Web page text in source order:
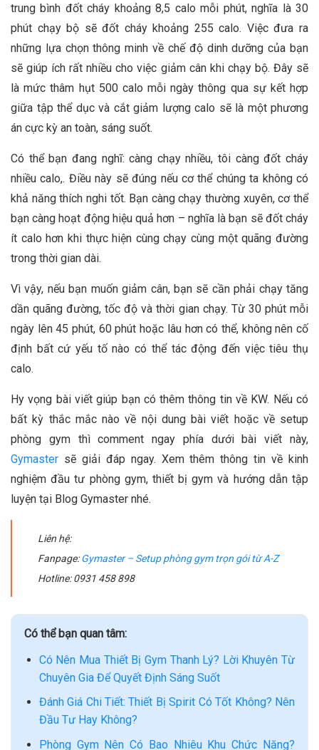
trung bình đốt cháy khoảng 8,5 calo mỗi phút, nghĩa là 30
phút chạy bộ sẽ đốt cháy khoảng 255 calo. Việc đưa ra
những lựa chọn thông minh về chế độ dinh dưỡng của bạn
sẽ giúp ích rất nhiều cho việc giảm cân khi chạy bộ. Đây sẽ
là mức thâm hụt 500 calo mỗi ngày thông qua sự kết hợp
giữa tập thể dục và cắt giảm lượng calo sẽ là một phương
án cực kỳ an toàn, sáng suốt.
Có thể bạn đang nghĩ: càng chạy nhiều, tôi càng đốt cháy
nhiều calo,. Điều này sẽ đúng nếu cơ thể chúng ta không có
khả năng thích nghi tốt. Bạn càng chạy thường xuyên, cơ thể
bạn càng hoạt động hiệu quả hơn – nghĩa là bạn sẽ đốt cháy
ít calo hơn khi thực hiện cùng chạy cùng một quãng đường
trong thời gian dài.
Vì vậy, nếu bạn muốn giảm cân, bạn sẽ cần phải chạy tăng
dần quãng đường, tốc độ và thời gian chạy. Từ 30 phút mỗi
ngày lên 45 phút, 60 phút hoặc lâu hơn có thể, không nên cố
định bất cứ yếu tố nào có thể tác động đến việc tiêu thụ
calo.
Hy vọng bài viết giúp bạn có thêm thông tin về KW. Nếu có
bất kỳ thắc mắc nào về nội dung bài viết hoặc về setup
phòng gym thì comment ngay phía dưới bài viết này,
Gymaster sẽ giải đáp ngay. Xem thêm thông tin về kinh
nghiệm đầu tư phòng gym, thiết bị gym và hướng dẫn tập
luyện tại Blog Gymaster nhé.
Liên hệ:
Fanpage:Gymaster – Setup phòng gym trọn gói từ A-Z
Hotline: 0931 458 898
Có thể bạn quan tâm:
Có Nên Mua Thiết Bị Gym Thanh Lý? Lời Khuyên Từ
Chuyên Gia Để Quyết Định Sáng Suốt
Đánh Giá Chi Tiết: Thiết Bị Spirit Có Tốt Không? Nên
Đầu Tư Hay Không?
Phòng Gym Nên Có Bao Nhiêu Khu Chức Năng?